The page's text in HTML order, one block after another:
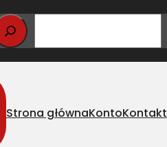
Strona głównaKontoKontakt
elewator kompletny CLAAS